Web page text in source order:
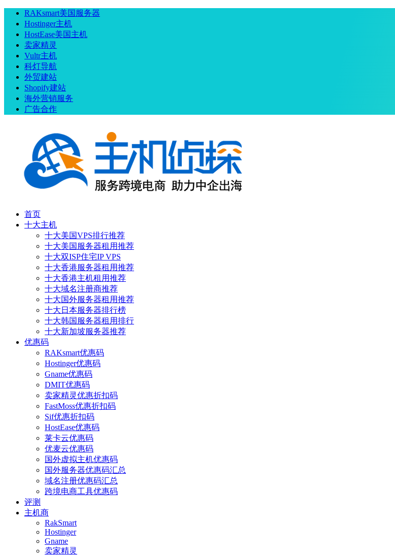
RAKsmart美国服务器
Hostinger主机
HostEase美国主机
卖家精灵
Vultr主机
科灯导航
外贸建站
Shopify建站
海外营销服务
广告合作
首页
十大主机
十大美国VPS排行推荐
十大美国服务器租用推荐
十大双ISP住宅IP VPS
十大香港服务器租用推荐
十大香港主机租用推荐
十大域名注册商推荐
十大国外服务器租用推荐
十大日本服务器排行榜
十大韩国服务器租用排行
十大新加坡服务器推荐
优惠码
RAKsmart优惠码
Hostinger优惠码
Gname优惠码
DMIT优惠码
卖家精灵优惠折扣码
FastMoss优惠折扣码
Sif优惠折扣码
HostEase优惠码
莱卡云优惠码
优麦云优惠码
国外虚拟主机优惠码
国外服务器优惠码汇总
域名注册优惠码汇总
跨境电商工具优惠码
评测
主机商
RakSmart
Hostinger
Gname
卖家精灵